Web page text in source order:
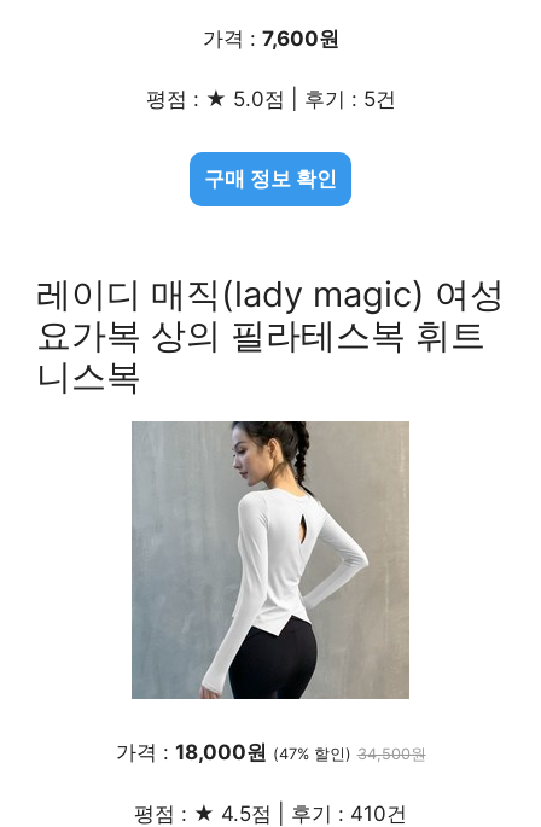
가격 : 7,600원
평점 : ★ 5.0점 | 후기 : 5건
구매 정보 확인
레이디 매직(lady magic) 여성
요가복 상의 필라테스복 휘트
니스복
가격 : 18,000원 (47% 할인) 34,500원
평점 : ★ 4.5점 | 후기 : 410건